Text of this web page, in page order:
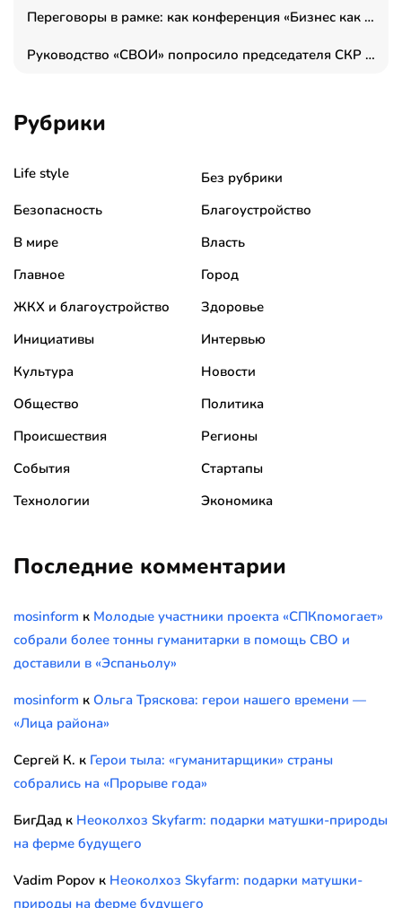
Переговоры в рамке: как конференция «Бизнес как искусство» переформатирует деловой этикет в стенах ТПП РФ
Руководство «СВОИ» попросило председателя СКР дать правовую оценку обысков в тыловом штабе
Рубрики
Life style
Без рубрики
Безопасность
Благоустройство
В мире
Власть
Главное
Город
ЖКХ и благоустройство
Здоровье
Инициативы
Интервью
Культура
Новости
Общество
Политика
Происшествия
Регионы
События
Стартапы
Технологии
Экономика
Последние комментарии
mosinform к Молодые участники проекта «СПКпомогает»
собрали более тонны гуманитарки в помощь СВО и
доставили в «Эспаньолу»
mosinform к Ольга Тряскова: герои нашего времени —
«Лица района»
Сергей К. к Герои тыла: «гуманитарщики» страны
собрались на «Прорыве года»
БигДад к Неоколхоз Skyfarm: подарки матушки-природы
на ферме будущего
Vadim Popov к Неоколхоз Skyfarm: подарки матушки-
природы на ферме будущего